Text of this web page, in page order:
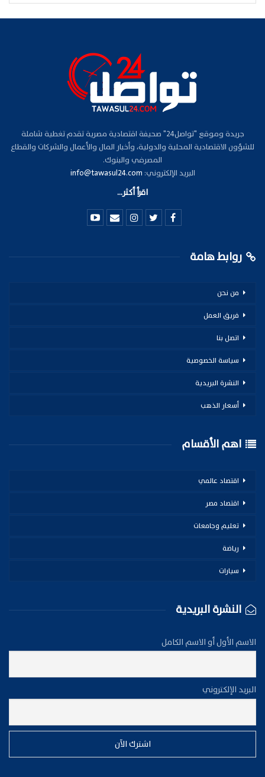
جريدة وموقع "تواصل24" صحيفة اقتصادية مصرية تقدم تغطية شاملة
للشؤون الاقتصادية المحلية والدولية، وأخبار المال والأعمال والشركات والقطاع
المصرفي والبنوك.
البريد الإلكتروني: info@tawasul24.com
اقرأ أكثر...
روابط هامة
من نحن
فريق العمل
اتصل بنا
سياسة الخصوصية
النشرة البريدية
أسعار الذهب
اهم الأقسام
اقتصاد عالمي
اقتصاد مصر
تعليم وجامعات
رياضة
سيارات
النشرة البريدية
الاسم الأول أو الاسم الكامل
البريد الإلكتروني